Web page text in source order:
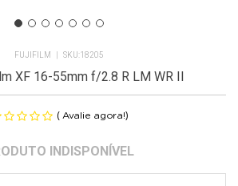
FUJIFILM 18205
XF 16-55mm f/2.8 R LM WR II
( Avalie agora!)